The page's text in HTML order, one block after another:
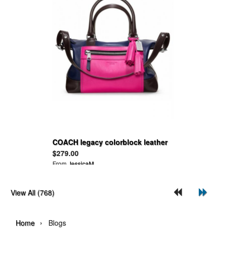
COACH legacy colorblock leather
molly satchel
$279.00
From JessicaM
View All (768)
Home › Blogs